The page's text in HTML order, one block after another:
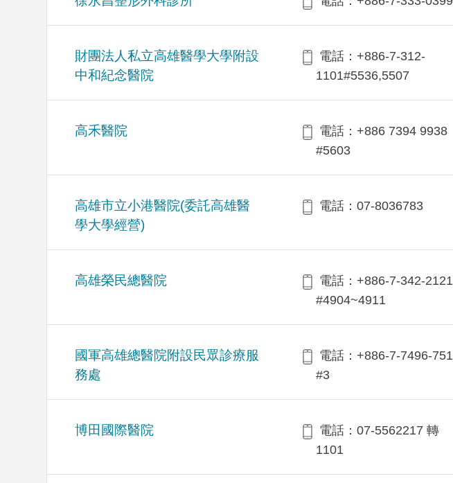
財團法人私立高雄醫學大學附設
中和紀念醫院
電話：+886-7-312-
1101#5536,5507
高禾醫院
電話：+886 7394 9938
#5603
高雄市立小港醫院(委託高雄醫
學大學經營)
電話：07-8036783
高雄榮民總醫院
電話：+886-7-342-2121
#4904~4911
國軍高雄總醫院附設民眾診療服
務處
電話：+886-7-7496-751
#3
博田國際醫院
電話：07-5562217 轉
1101